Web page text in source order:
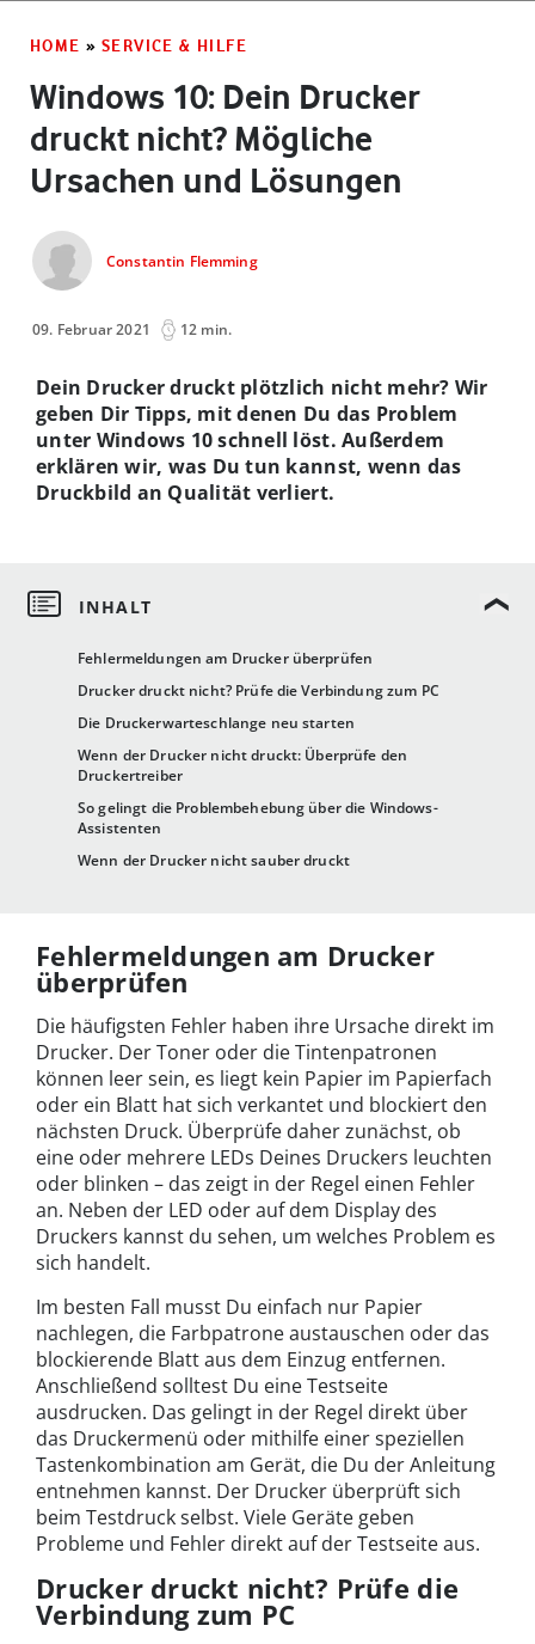
HOME » SERVICE & HILFE
Windows 10: Dein Drucker
druckt nicht? Mögliche
Ursachen und Lösungen
Constantin Flemming
09. Februar 2021 12 min.
Fehlermeldungen am Drucker überprüfen
Drucker druckt nicht? Prüfe die Verbindung zum PC
Die Druckerwarteschlange neu starten
Wenn der Drucker nicht druckt: Überprüfe den
Druckertreiber
So gelingt die Problembehebung über die Windows-
Assistenten
Wenn der Drucker nicht sauber druckt
Dein Drucker druckt plötzlich nicht mehr? Wir
geben Dir Tipps, mit denen Du das Problem
unter Windows 10 schnell löst. Außerdem
erklären wir, was Du tun kannst, wenn das
Druckbild an Qualität verliert.
Fehlermeldungen am Drucker
überprüfen
Die häufigsten Fehler haben ihre Ursache direkt im
Drucker. Der Toner oder die Tintenpatronen
können leer sein, es liegt kein Papier im Papierfach
oder ein Blatt hat sich verkantet und blockiert den
nächsten Druck. Überprüfe daher zunächst, ob
eine oder mehrere LEDs Deines Druckers leuchten
oder blinken – das zeigt in der Regel einen Fehler
an. Neben der LED oder auf dem Display des
Druckers kannst du sehen, um welches Problem es
sich handelt.
Im besten Fall musst Du einfach nur Papier
nachlegen, die Farbpatrone austauschen oder das
blockierende Blatt aus dem Einzug entfernen.
Anschließend solltest Du eine Testseite
ausdrucken. Das gelingt in der Regel direkt über
das Druckermenü oder mithilfe einer speziellen
Tastenkombination am Gerät, die Du der Anleitung
entnehmen kannst. Der Drucker überprüft sich
beim Testdruck selbst. Viele Geräte geben
Probleme und Fehler direkt auf der Testseite aus.
Drucker druckt nicht? Prüfe die
Verbindung zum PC